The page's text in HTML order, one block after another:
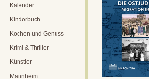
Kalender
Kinderbuch
Kochen und Genuss
Krimi & Thriller
Künstler
Mannheim